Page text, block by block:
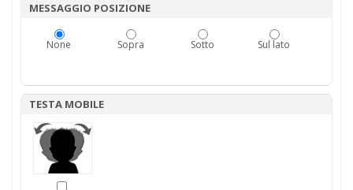
MESSAGGIO POSIZIONE
None Sopra Sotto Sul lato
TESTA MOBILE